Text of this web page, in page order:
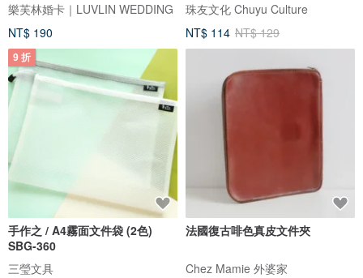
樂芙林婚卡｜LUVLIN WEDDING
NT$ 190
珠友文化 Chuyu Culture
NT$ 114 NT$ 129
9 折
手作之 / A4霧面文件袋 (2色)
SBG-360
三瑩文具
法國復古啡色真皮文件夾
Chez Mamie 外婆家